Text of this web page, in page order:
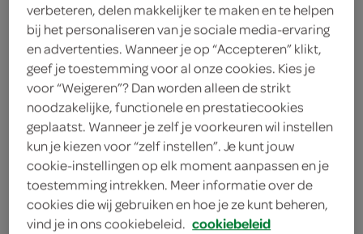
Spar smoothie mango
passievrucht
250 Milliliter
2.09 kies je SPAR
Spar smoothie mango avocado
kokos
verbeteren, delen makkelijker te maken en te helpen
bij het personaliseren van je sociale media-ervaring
en advertenties. Wanneer je op “Accepteren” klikt,
geef je toestemming voor al onze cookies. Kies je
voor “Weigeren”? Dan worden alleen de strikt
noodzakelijke, functionele en prestatiecookies
geplaatst. Wanneer je zelf je voorkeuren wil instellen
kun je kiezen voor “zelf instellen”. Je kunt jouw
cookie-instellingen op elk moment aanpassen en je
toestemming intrekken. Meer informatie over de
cookies die wij gebruiken en hoe je ze kunt beheren,
vind je in ons cookiebeleid. cookiebeleid